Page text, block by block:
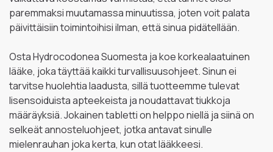
paremmaksi muutamassa minuutissa, joten voit palata
päivittäisiin toimintoihisi ilman, että sinua pidätellään.
Osta Hydrocodonea Suomesta ja koe korkealaatuinen
lääke, joka täyttää kaikki turvallisuusohjeet. Sinun ei
tarvitse huolehtia laadusta, sillä tuotteemme tulevat
lisensoiduista apteekeista ja noudattavat tiukkoja
määräyksiä. Jokainen tabletti on helppo niellä ja siinä on
selkeät annosteluohjeet, jotka antavat sinulle
mielenrauhan joka kerta, kun otat lääkkeesi.